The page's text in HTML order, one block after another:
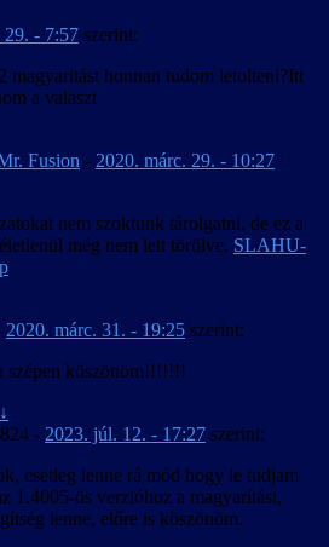
29. - 7:57 szerint:
magyaritást honnan tudom letolteni?Itt
a valaszt
Fusion - 2020. márc. 29. - 10:27
nem szoktunk tárolgatni, de ez a
még nem lett törölve. SLAHU-
2020. márc. 31. - 19:25 szerint:
szépen köszönöm!!!!!!!
↓
- 2023. júl. 12. - 17:27 szerint:
esetleg lenne rá mód hogy le tudjam
1.4005-ös verzióhoz a magyarítást,
lenne, előre is köszönöm.